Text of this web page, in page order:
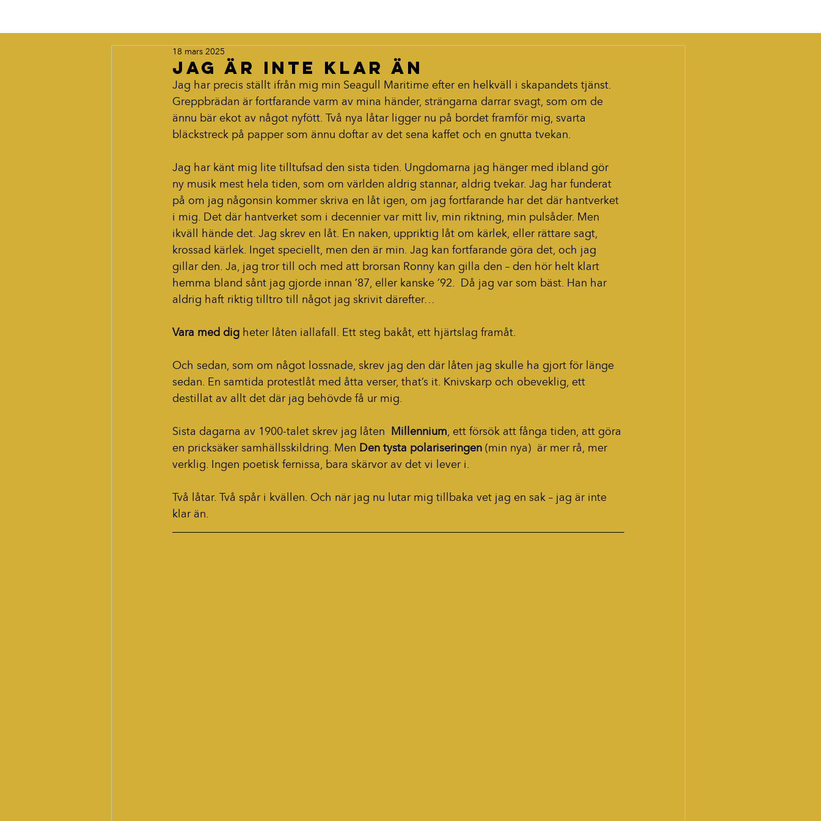
Jag är inte klar än
18 mars 2025
Jag har precis ställt ifrån mig min Seagull Maritime efter en helkväll i skapandets tjänst.
Greppbrädan är fortfarande varm av mina händer, strängarna darrar svagt, som om de
ännu bär ekot av något nyfött. Två nya låtar ligger nu på bordet framför mig, svarta
bläckstreck på papper som ännu doftar av det sena kaffet och en gnutta tvekan.
Jag har känt mig lite tilltufsad den sista tiden. Ungdomarna jag hänger med ibland gör
ny musik mest hela tiden, som om världen aldrig stannar, aldrig tvekar. Jag har funderat
på om jag någonsin kommer skriva en låt igen, om jag fortfarande har det där hantverket
i mig. Det där hantverket som i decennier var mitt liv, min riktning, min pulsåder. Men
ikväll hände det. Jag skrev en låt. En naken, uppriktig låt om kärlek, eller rättare sagt,
krossad kärlek. Inget speciellt, men den är min. Jag kan fortfarande göra det, och jag
gillar den. Ja, jag tror till och med att brorsan Ronny kan gilla den – den hör helt klart
hemma bland sånt jag gjorde innan ’87, eller kanske ’92.  Då jag var som bäst. Han har
aldrig haft riktig tilltro till något jag skrivit därefter…
Vara med dig heter låten iallafall. Ett steg bakåt, ett hjärtslag framåt.
Och sedan, som om något lossnade, skrev jag den där låten jag skulle ha gjort för länge
sedan. En samtida protestlåt med åtta verser, that’s it. Knivskarp och obeveklig, ett
destillat av allt det där jag behövde få ur mig.
Sista dagarna av 1900-talet skrev jag låten Millennium, ett försök att fånga tiden, att göra
en pricksäker samhällsskildring. Men Den tysta polariseringen (min nya)  är mer rå, mer
verklig. Ingen poetisk fernissa, bara skärvor av det vi lever i.
Två låtar. Två spår i kvällen. Och när jag nu lutar mig tillbaka vet jag en sak – jag är inte
klar än.